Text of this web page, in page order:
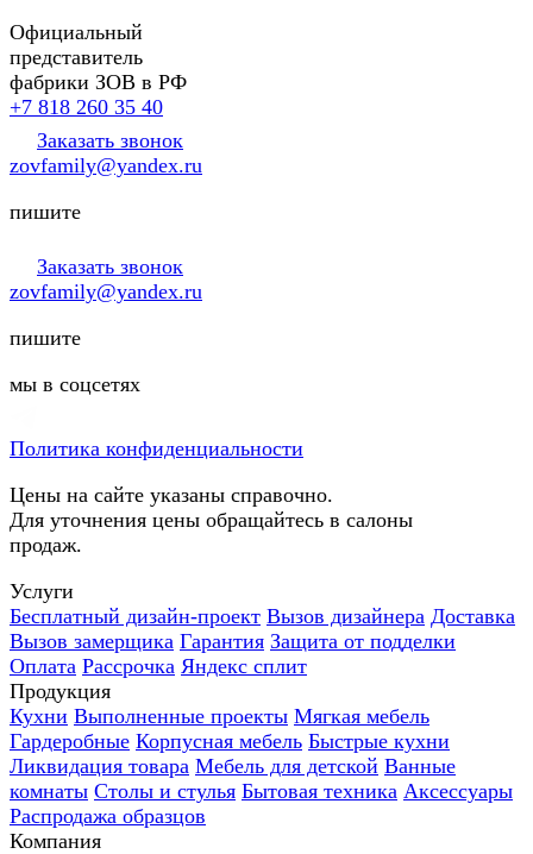
Официальный
представитель
фабрики ЗОВ в РФ
+7 818 260 35 40
Заказать звонок
zovfamily@yandex.ru
пишите
Заказать звонок
zovfamily@yandex.ru
пишите
мы в соцсетях
Политика конфиденциальности
Цены на сайте указаны справочно.
Для уточнения цены обращайтесь в салоны
продаж.
Услуги
Бесплатный дизайн-проект Вызов дизайнера Доставка
Вызов замерщика Гарантия Защита от подделки
Оплата Рассрочка Яндекс сплит
Продукция
Кухни Выполненные проекты Мягкая мебель
Гардеробные Корпусная мебель Быстрые кухни
Ликвидация товара Мебель для детской Ванные
комнаты Столы и стулья Бытовая техника Аксессуары
Распродажа образцов
Компания